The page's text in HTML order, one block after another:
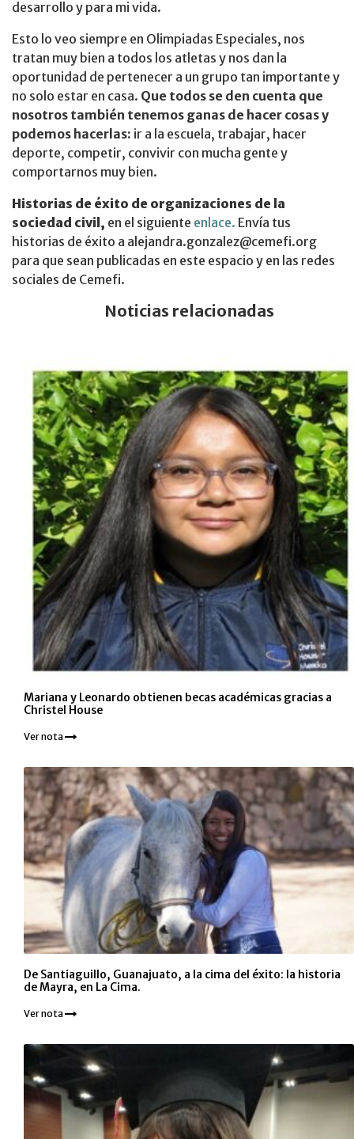
desarrollo y para mi vida.
Esto lo veo siempre en Olimpiadas Especiales, nos
tratan muy bien a todos los atletas y nos dan la
oportunidad de pertenecer a un grupo tan importante y
no solo estar en casa. Que todos se den cuenta que
nosotros también tenemos ganas de hacer cosas y
podemos hacerlas: ir a la escuela, trabajar, hacer
deporte, competir, convivir con mucha gente y
comportarnos muy bien.
Historias de éxito de organizaciones de la
sociedad civil, en el siguiente enlace. Envía tus
historias de éxito a alejandra.gonzalez@cemefi.org
para que sean publicadas en este espacio y en las redes
sociales de Cemefi.
Noticias relacionadas
Mariana y Leonardo obtienen becas académicas gracias a
Christel House
Ver nota
De Santiaguillo, Guanajuato, a la cima del éxito: la historia
de Mayra, en La Cima.
Ver nota